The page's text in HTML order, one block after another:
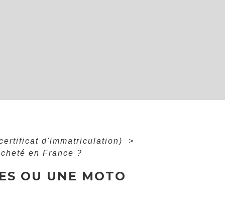
d'immatriculation)
>
en France ?
OU UNE MOTO